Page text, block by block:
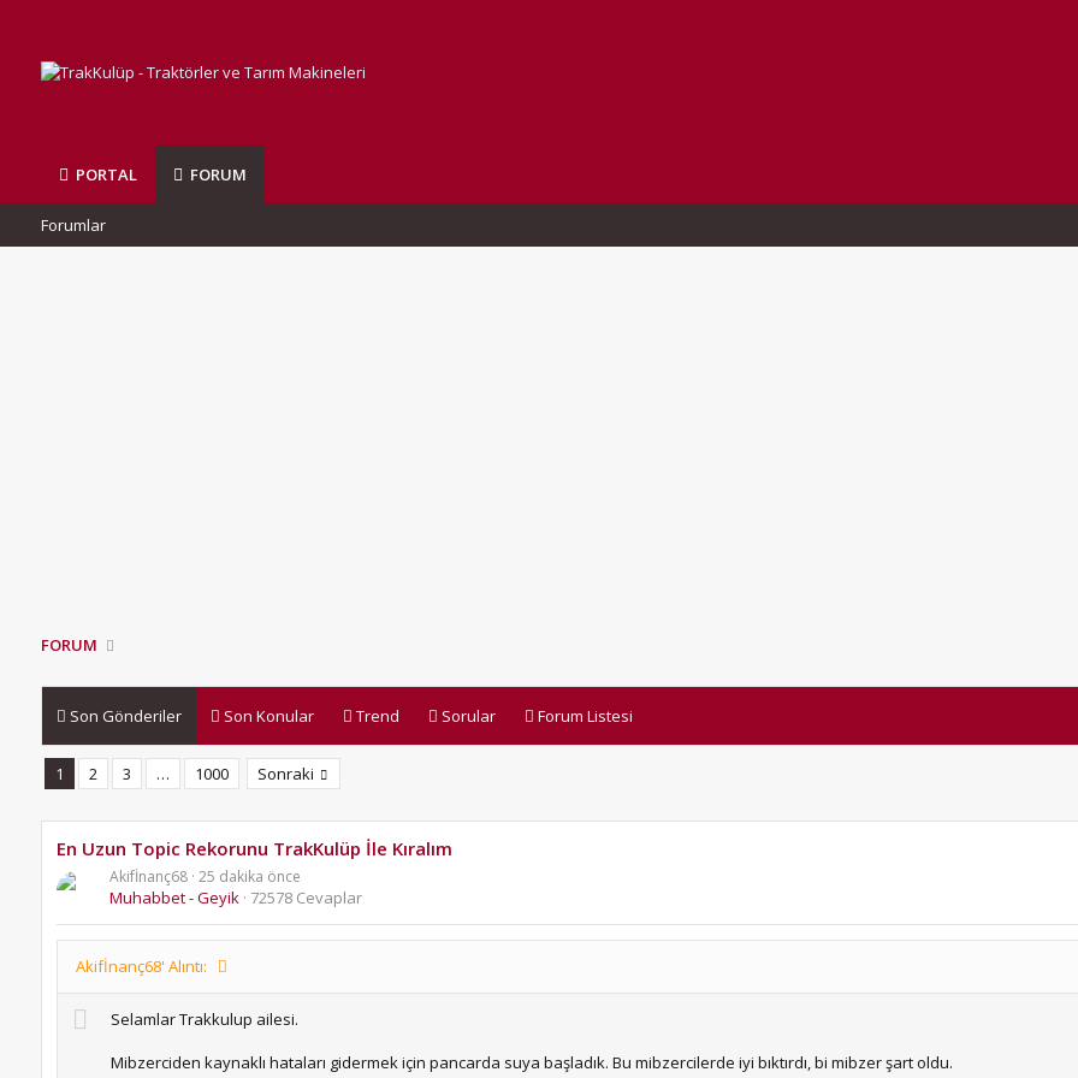
PORTAL FORUM
Forumlar
FORUM
Son Gönderiler Son Konular Trend Sorular Forum Listesi
1 2 3 … 1000 Sonraki
En Uzun Topic Rekorunu TrakKulüp İle Kıralım
Akifİnanç68 25 dakika önce
Muhabbet - Geyik 72578 Cevaplar
Akifİnanç68' Alıntı:
Selamlar Trakkulup ailesi.
Mibzerciden kaynaklı hataları gidermek için pancarda suya başladık. Bu mibzercilerde iyi bıktırdı, bi mibzer şart oldu.